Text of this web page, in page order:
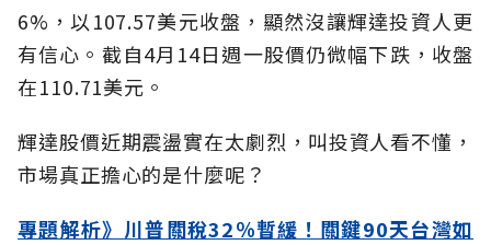
6%，以107.57美元收盤，顯然沒讓輝達投資人更
有信心。截自4月14日週一股價仍微幅下跌，收盤
在110.71美元。
輝達股價近期震盪實在太劇烈，叫投資人看不懂，
市場真正擔心的是什麼呢？
專題解析》川普關稅32％暫緩！關鍵90天台灣如